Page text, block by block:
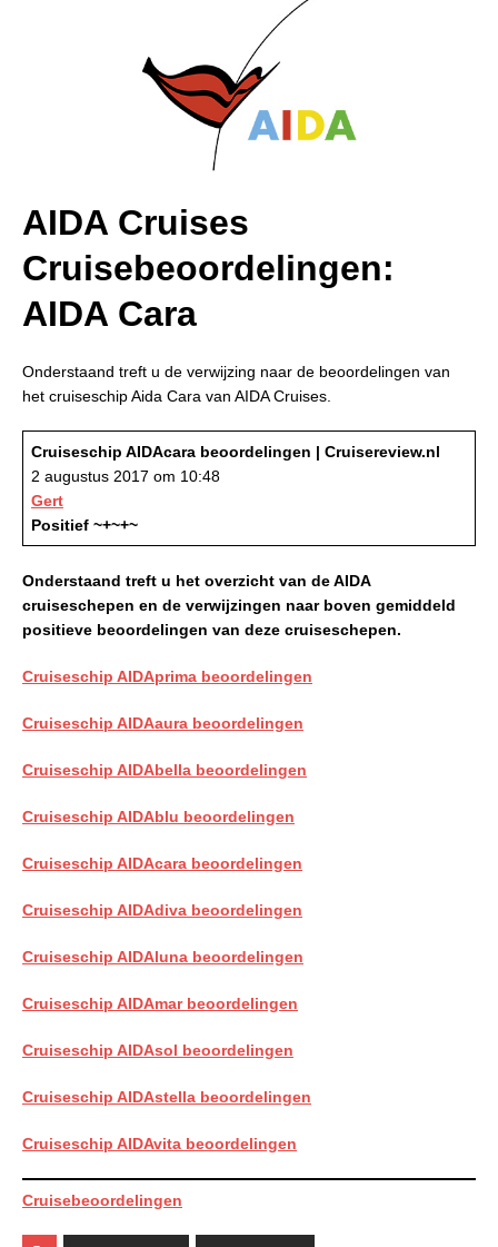
AIDA Cruises
Cruisebeoordelingen:
AIDA Cara
Onderstaand treft u de verwijzing naar de beoordelingen van
het cruiseschip Aida Cara van AIDA Cruises.
Cruiseschip AIDAcara beoordelingen | Cruisereview.nl
2 augustus 2017 om 10:48
Gert
Positief ~+~+~
Onderstaand treft u het overzicht van de AIDA
cruiseschepen en de verwijzingen naar boven gemiddeld
positieve beoordelingen van deze cruiseschepen.
Cruiseschip AIDAprima beoordelingen
Cruiseschip AIDAaura beoordelingen
Cruiseschip AIDAbella beoordelingen
Cruiseschip AIDAblu beoordelingen
Cruiseschip AIDAcara beoordelingen
Cruiseschip AIDAdiva beoordelingen
Cruiseschip AIDAluna beoordelingen
Cruiseschip AIDAmar beoordelingen
Cruiseschip AIDAsol beoordelingen
Cruiseschip AIDAstella beoordelingen
Cruiseschip AIDAvita beoordelingen
Cruisebeoordelingen